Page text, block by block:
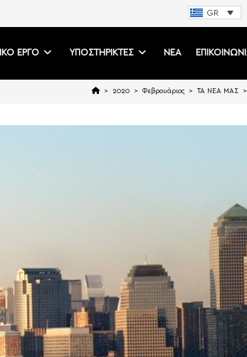
GR
ΕΡΓΟ ΥΠΟΣΤΗΡΙΚΤΕΣ ΝΕΑ
> 2020 > Φεβρουάριος > ΤΑ ΝΕΑ ΜΑΣ >